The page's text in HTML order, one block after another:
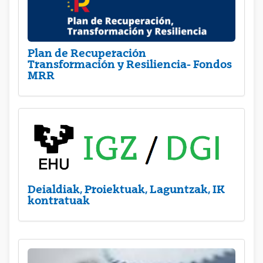
Plan de Recuperación
Transformación y Resiliencia- Fondos
MRR
Deialdiak, Proiektuak, Laguntzak, IK
kontratuak